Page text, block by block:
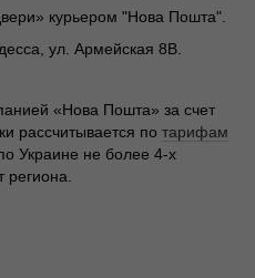
курьером "Нова Пошта".
ул. Армейская 8В.
«Нова Пошта» за счет
рассчитывается по тарифам
Украине не более 4-х
региона.